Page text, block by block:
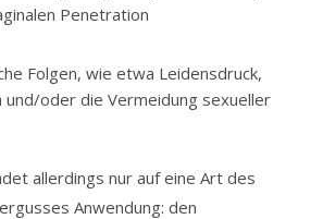
Penetration
Folgen, wie etwa Leidensdruck,
oder die Vermeidung sexueller
allerdings nur auf eine Art des
Anwendung: den